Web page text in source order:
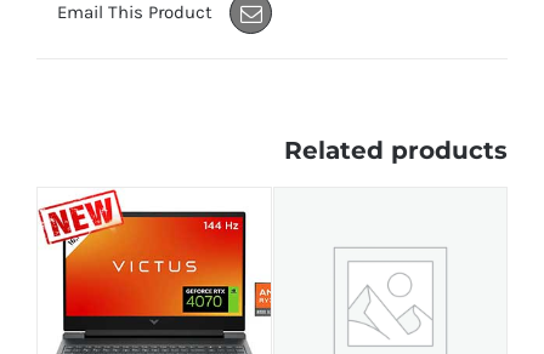
Email This Product
Related products